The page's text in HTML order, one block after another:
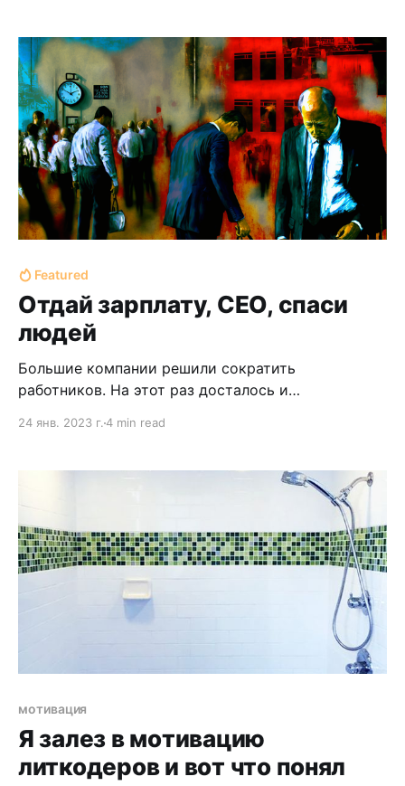
Featured
Отдай зарплату, CEO, спаси
людей
Большие компании решили сократить
работников. На этот раз досталось и
помедленнее, зато менее рисковой. Это
24 янв. 2023 г.4 min read
мотивация
Я залез в мотивацию
литкодеров и вот что понял